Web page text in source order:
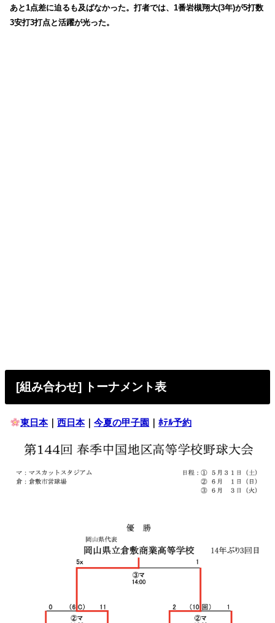
あと1点差に迫るも及ばなかった。打者では、1番岩槻翔大(3年)が5打数
3安打3打点と活躍が光った。
[組み合わせ] トーナメント表
東日本｜西日本｜今夏の甲子園 ｜ﾎﾃﾙ予約